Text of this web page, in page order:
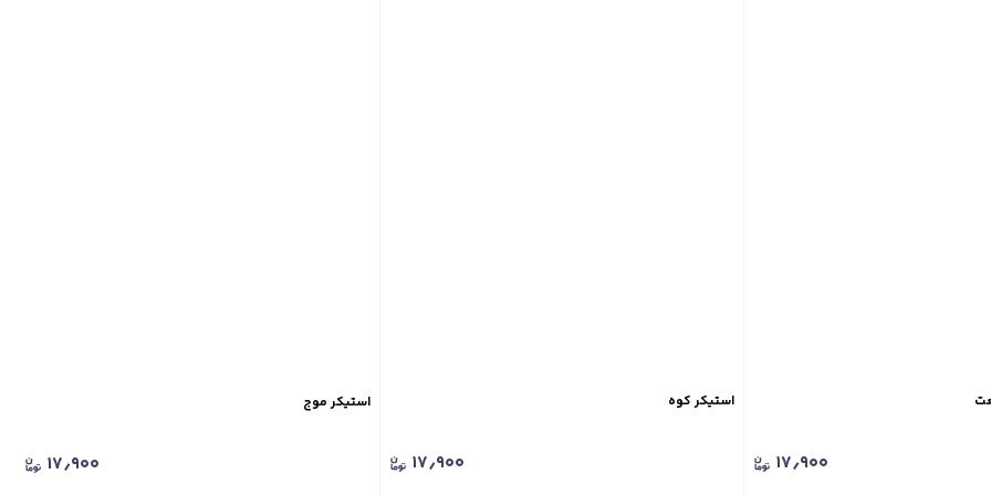
۱۷٫۹۰۰
استیکر کوه
۱۷٫۹۰۰
استیکر موج
۱۷٫۹۰۰